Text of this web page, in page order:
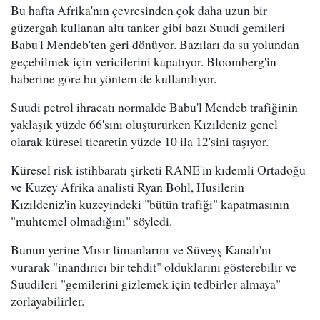
Bu hafta Afrika'nın çevresinden çok daha uzun bir
güzergah kullanan altı tanker gibi bazı Suudi gemileri
Babu'l Mendeb'ten geri dönüyor. Bazıları da su yolundan
geçebilmek için vericilerini kapatıyor. Bloomberg'in
haberine göre bu yöntem de kullanılıyor.
Suudi petrol ihracatı normalde Babu'l Mendeb trafiğinin
yaklaşık yüzde 66'sını oluştururken Kızıldeniz genel
olarak küresel ticaretin yüzde 10 ila 12'sini taşıyor.
Küresel risk istihbaratı şirketi RANE'in kıdemli Ortadoğu
ve Kuzey Afrika analisti Ryan Bohl, Husilerin
Kızıldeniz'in kuzeyindeki "bütün trafiği" kapatmasının
"muhtemel olmadığını" söyledi.
Bunun yerine Mısır limanlarını ve Süveyş Kanalı'nı
vurarak "inandırıcı bir tehdit" olduklarını gösterebilir ve
Suudileri "gemilerini gizlemek için tedbirler almaya"
zorlayabilirler.